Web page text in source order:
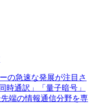
の急速な発展が注目さ
時通訳」「量子暗号」
端の情報通信分野を専